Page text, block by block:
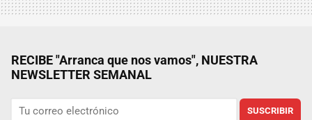
RECIBE "Arranca que nos vamos", NUESTRA
NEWSLETTER SEMANAL
SUSCRIBIR